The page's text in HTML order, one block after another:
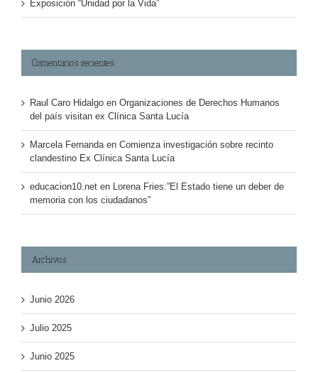
Exposición “Unidad por la Vida”
Comentarios recientes
Raul Caro Hidalgo en Organizaciones de Derechos Humanos
del país visitan ex Clínica Santa Lucía
Marcela Fernandaen Comienza investigación sobre recinto
clandestino Ex Clínica Santa Lucía
educacion10.net en Lorena Fries:”El Estado tiene un deber de
memoria con los ciudadanos”
Archivos
Junio 2026
Julio 2025
Junio 2025